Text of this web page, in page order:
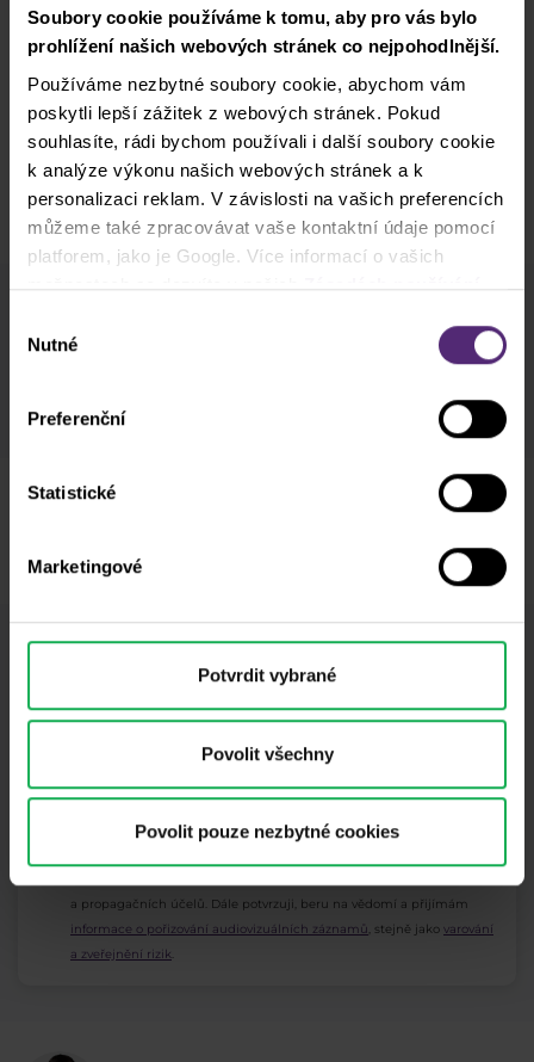
Soubory cookie používáme k tomu, aby pro vás bylo
prohlížení našich webových stránek co nejpohodlnější.
Používáme nezbytné soubory cookie, abychom vám
poskytli lepší zážitek z webových stránek. Pokud
souhlasíte, rádi bychom používali i další soubory cookie
k analýze výkonu našich webových stránek a k
personalizaci reklam. V závislosti na vašich preferencích
můžeme také zpracovávat vaše kontaktní údaje pomocí
platforem, jako je Google. Více informací o vašich
možnostech se dozvíte v našichZásadách používání
a souhlasíte s tím, že sdílíme vaše informace s třetími
stranami, například s našimi marketingovými partnery. To
zpracovávány ve Spojených státech amerických.
souhlasu
Nutné
Preferenční
Statistické
Marketingové
Potvrdit vybrané
Povolit všechny
Povolit pouze nezbytné cookies
370 01 České Budějovice
Workshop pořádá Purple Trading.
mailu
Odběr newsletteru
podpultovky, tržní analýzy a články...
Odebírat
a propagačních účelů. Dále potvrzuji, beru na vědomí a přijímám
informace o pořizování audiovizuálních záznamů, stejně jako varování
a zveřejnění rizik.